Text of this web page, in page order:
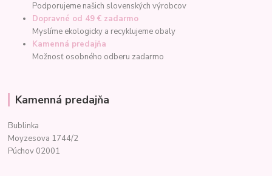
Podporujeme našich slovenských výrobcov
Dopravné od 49 € zadarmo
Myslíme ekologicky a recyklujeme obaly
Kamenná predajňa
Možnosť osobného odberu zadarmo
Kamenná predajňa
Bublinka
Moyzesova 1744/2
Púchov 02001